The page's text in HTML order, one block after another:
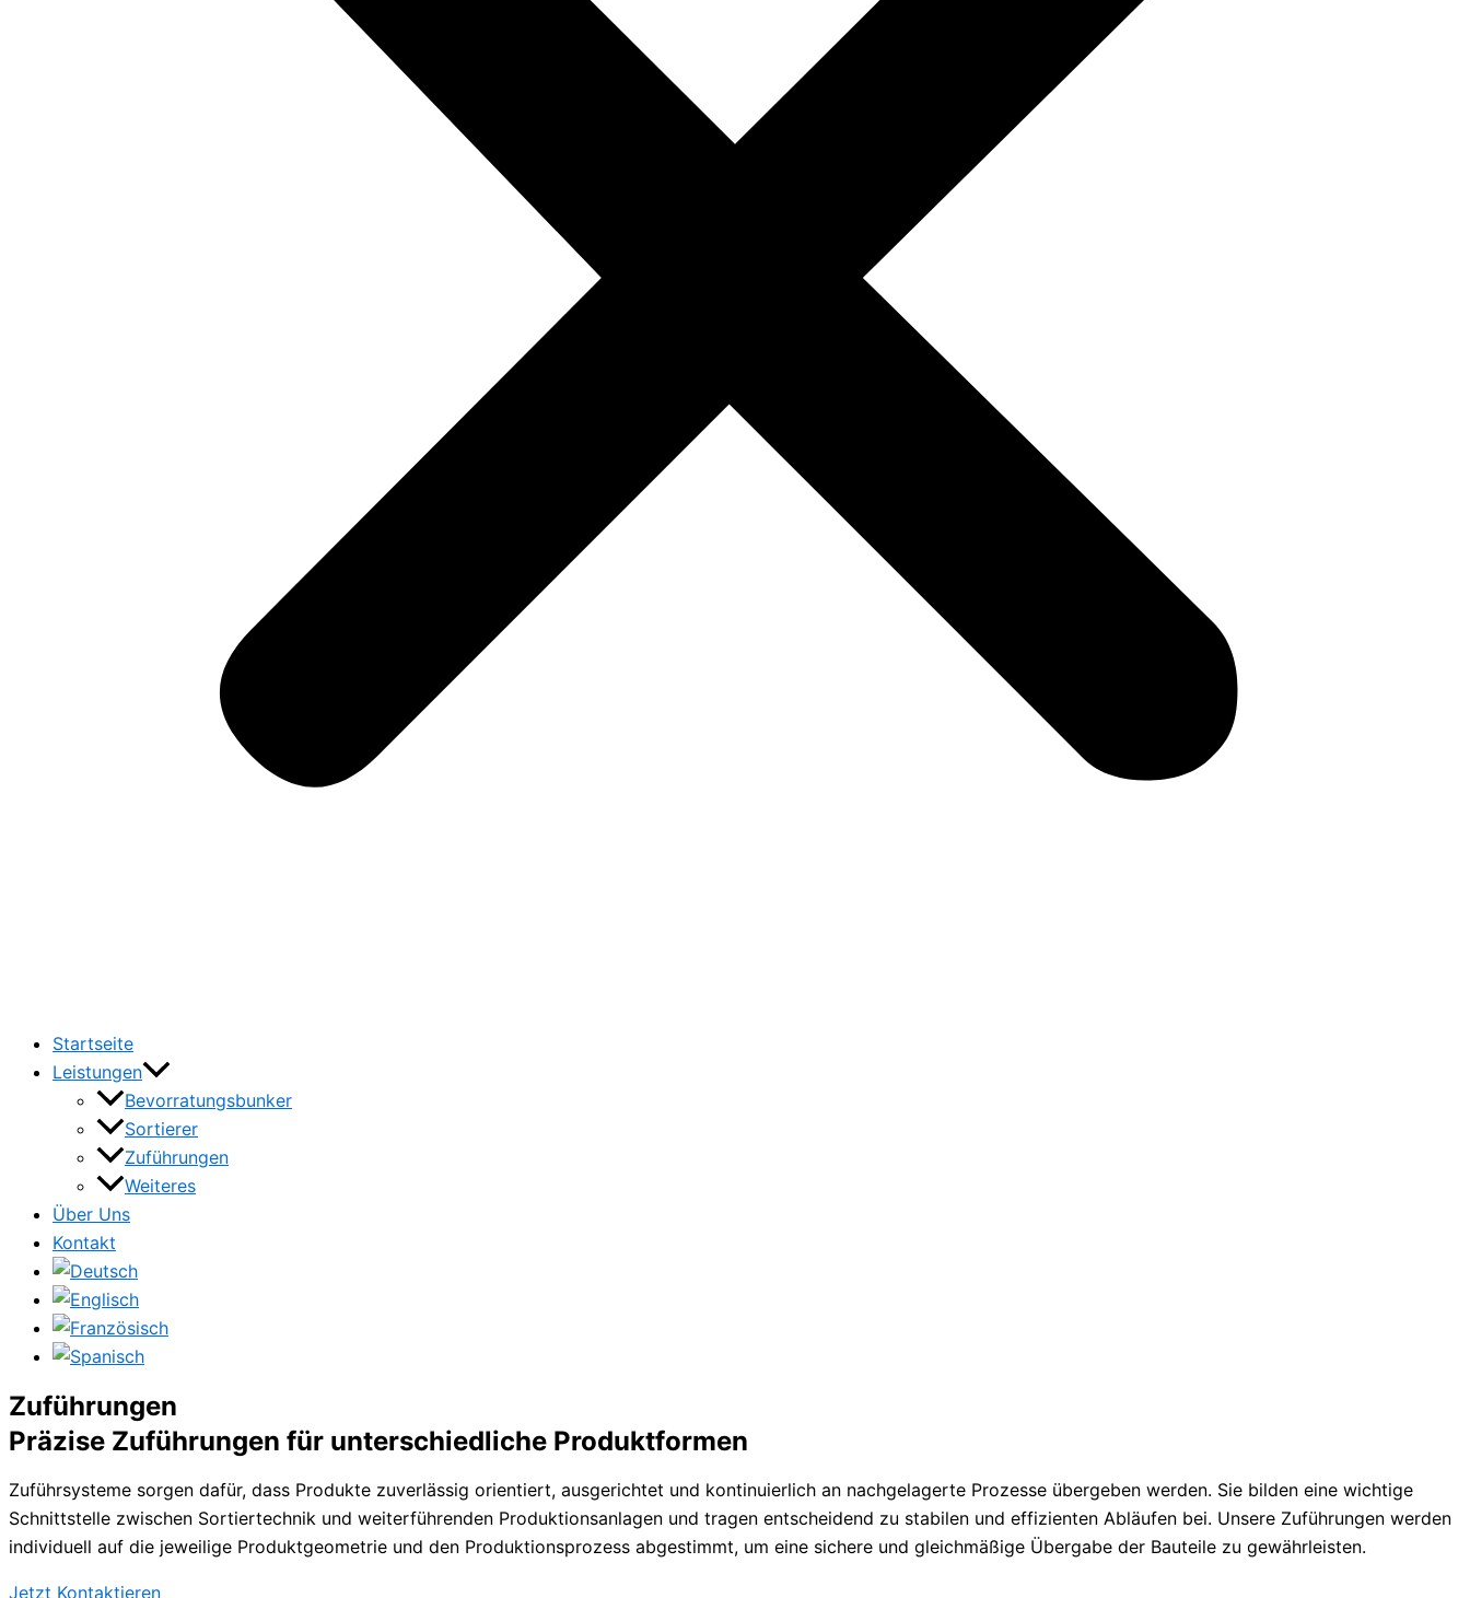
Startseite
Leistungen
Bevorratungsbunker
Sortierer
Zuführungen
Weiteres
Über Uns
Kontakt
Zuführungen
Präzise Zuführungen für unterschiedliche Produktformen
Zuführsysteme sorgen dafür, dass Produkte zuverlässig orientiert, ausgerichtet und kontinuierlich an nachgelagerte Prozesse übergeben werden. Sie bilden eine wichtige
Schnittstelle zwischen Sortiertechnik und weiterführenden Produktionsanlagen und tragen entscheidend zu stabilen und effizienten Abläufen bei. Unsere Zuführungen werden
individuell auf die jeweilige Produktgeometrie und den Produktionsprozess abgestimmt, um eine sichere und gleichmäßige Übergabe der Bauteile zu gewährleisten.
Jetzt Kontaktieren